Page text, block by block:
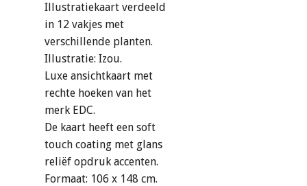
Illustratiekaart verdeeld
in 12 vakjes met
verschillende planten.
Illustratie: Izou.
Luxe ansichtkaart met
rechte hoeken van het
merk EDC.
De kaart heeft een soft
touch coating met glans
reliëf opdruk accenten.
Formaat: 106 x 148 cm.